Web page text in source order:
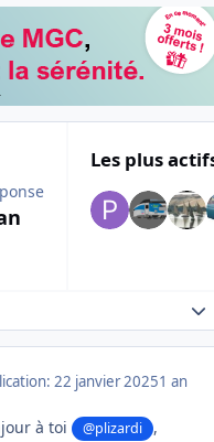
Les plus
22 janvier 20251 an
à toi @plizardi
,